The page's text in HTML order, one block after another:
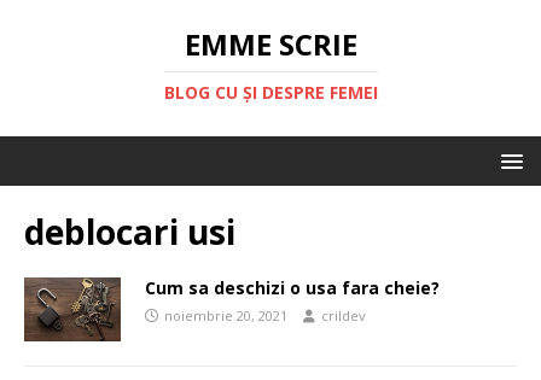
EMME SCRIE
BLOG CU ȘI DESPRE FEMEI
deblocari usi
Cum sa deschizi o usa fara cheie?
noiembrie 20, 2021 crildev